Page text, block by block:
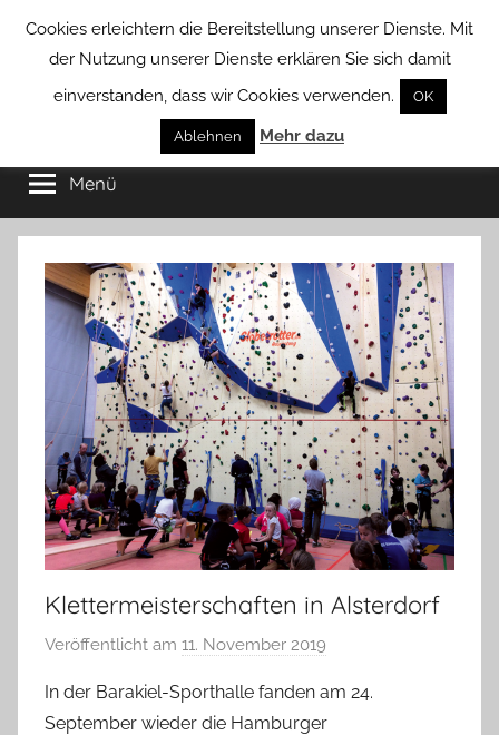
Borstel
von
Groß
Borstel
Menü
Klettermeisterschaften in Alsterdorf
Veröffentlicht am 11. November 2019
n
In der Barakiel-Sporthalle fanden am 24.
September wieder die Hamburger
Cookies erleichtern die Bereitstellung unserer Dienste. Mit
der Nutzung unserer Dienste erklären Sie sich damit
einverstanden, dass wir Cookies verwenden.
OK
Ablehnen Mehr dazu